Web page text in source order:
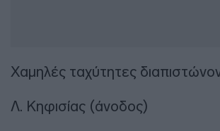
Χαμηλές ταχύτητες
Λ. Κηφισίας (άνοδος)